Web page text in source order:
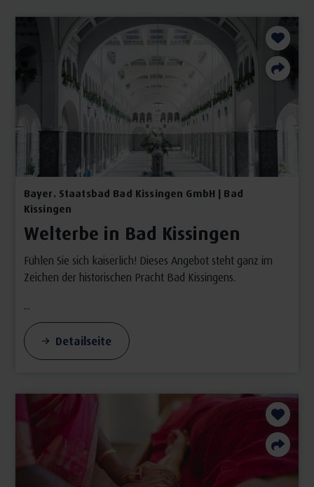
Bayer. Staatsbad Bad Kissingen GmbH | Bad
Kissingen
Welterbe in Bad Kissingen
Fühlen Sie sich kaiserlich! Dieses Angebot steht ganz im
Zeichen der historischen Pracht Bad Kissingens.
...
Detailseite